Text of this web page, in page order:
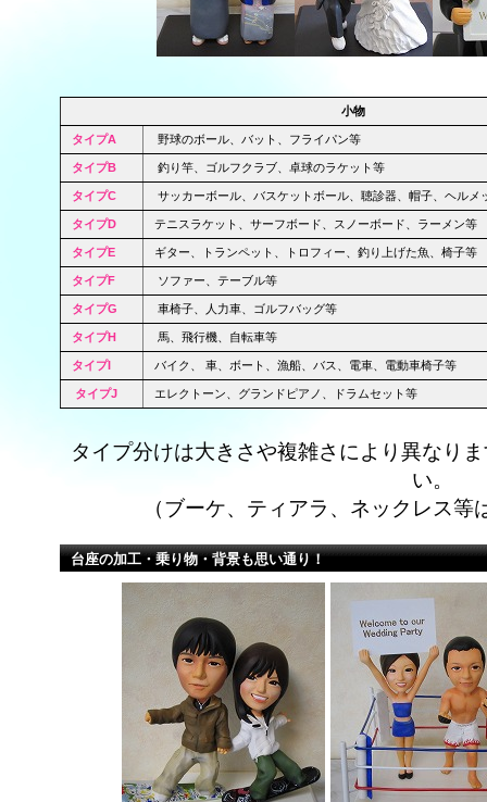
小物
タイプA 野球のボール、バット、フライパン等
タイプB 釣り竿、ゴルフクラブ、卓球のラケット等
タイプC サッカーボール、バスケットボール、聴診器、帽子、ヘルメ
タイプD テニスラケット、サーフボード、スノーボード、ラーメン等
タイプE ギター、トランペット、トロフィー、釣り上げた魚、椅子等
タイプF ソファー、テーブル等
タイプG 車椅子、人力車、ゴルフバッグ等
タイプH 馬、飛行機、自転車等
タイプI バイク、 車、ボート、漁船、バス、電車、電動車椅子等
タイプJ エレクトーン、グランドピアノ、ドラムセット等
タイプ分けは大きさや複雑さにより異なり
い。
（ブーケ、ティアラ、ネックレス
台座の加工・乗り物・背景も思い通り！